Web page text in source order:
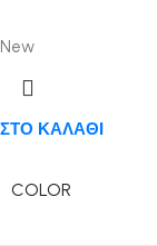
New
ΣΤΟ ΚΑΛΑΘΙ
COLOR